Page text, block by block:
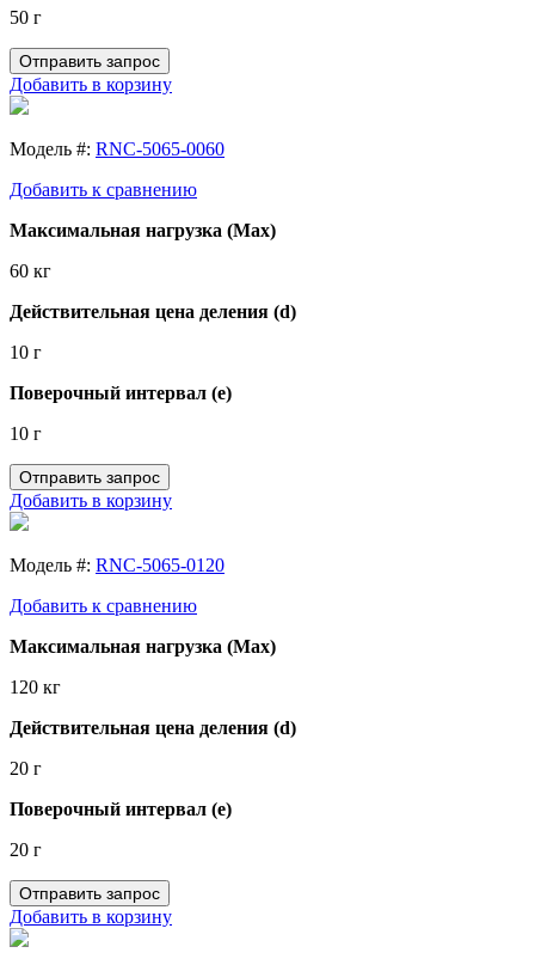
50 г
Отправить запрос
Добавить в корзину
Модель #: RNC-5065-0060
Добавить к сравнению
Максимальная нагрузка (Max)
60 кг
Действительная цена деления (d)
10 г
Поверочный интервал (e)
10 г
Отправить запрос
Добавить в корзину
Модель #: RNC-5065-0120
Добавить к сравнению
Максимальная нагрузка (Max)
120 кг
Действительная цена деления (d)
20 г
Поверочный интервал (e)
20 г
Отправить запрос
Добавить в корзину